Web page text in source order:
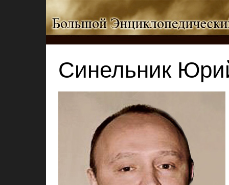
Синельник